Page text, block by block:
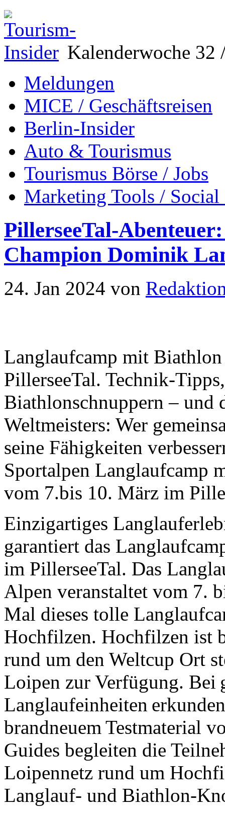
Kalenderwoche 32
Meldungen
MICE / Geschäftsreisen
Berlin-Insider
Auto & Tourismus
Tourismus Börse / Jobs
Marketing Tools /
PillerseeTal-
Champion Dominik
24. Jan 2024 von
Langlaufcamp mit
PillerseeTal. Technik-
Biathlonschnuppern – und
Weltmeisters: Wer
seine Fähigkeiten
Sportalpen Langlaufcamp
vom 7.bis 10. März im
Einzigartiges
garantiert das
im PillerseeTal. Das
Alpen veranstaltet vom 7.
Mal dieses tolle
Hochfilzen. Hochfilzen ist
rund um den Weltcup Ort
Loipen zur Verfügung. Bei
Langlaufeinheiten
brandneuem Testmaterial
Guides begleiten die
Loipennetz rund um
Langlauf- und Biathlon-